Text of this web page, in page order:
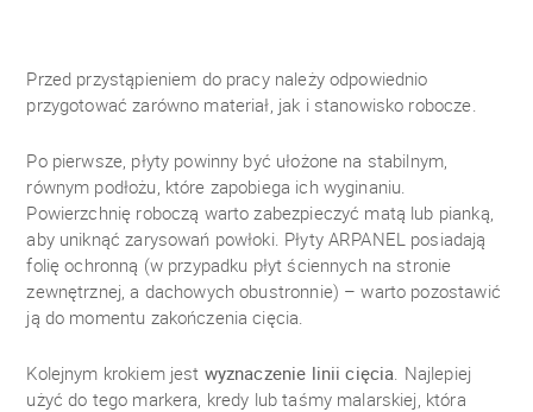
Przed przystąpieniem do pracy należy odpowiednio
przygotować zarówno materiał, jak i stanowisko robocze.
Po pierwsze, płyty powinny być ułożone na stabilnym,
równym podłożu, które zapobiega ich wyginaniu.
Powierzchnię roboczą warto zabezpieczyć matą lub pianką,
aby uniknąć zarysowań powłoki. Płyty ARPANEL posiadają
folię ochronną (w przypadku płyt ściennych na stronie
zewnętrznej, a dachowych obustronnie) – warto pozostawić
ją do momentu zakończenia cięcia.
Kolejnym krokiem jest wyznaczenie linii cięcia. Najlepiej
użyć do tego markera, kredy lub taśmy malarskiej, która